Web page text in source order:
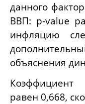
данного
ВВП: p-value
инфляцию
объяснения
равен 0,668,